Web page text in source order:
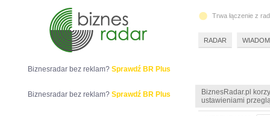
BiznesRadar.pl
ustawieniami
Biznesradar bez reklam? Sprawdź BR Plus
Biznesradar bez reklam? Sprawdź BR Plus
Trwa łączenie z
RADAR